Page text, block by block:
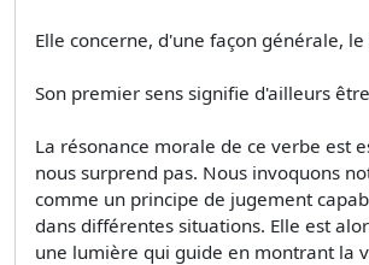
Elle concerne, d'une façon générale,
Son premier sens signifie d'ailleurs
La résonance morale de ce verbe est
nous surprend pas. Nous invoquons
comme un principe de jugement
dans différentes situations. Elle est
une lumière qui guide en montrant la